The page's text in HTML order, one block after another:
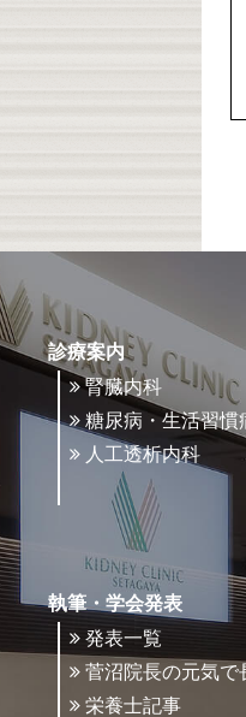
診療案内
腎臓内科
糖尿病・生活習慣
人工透析内科
執筆・学会発表
発表一覧
菅沼院長の元気で
栄養士記事